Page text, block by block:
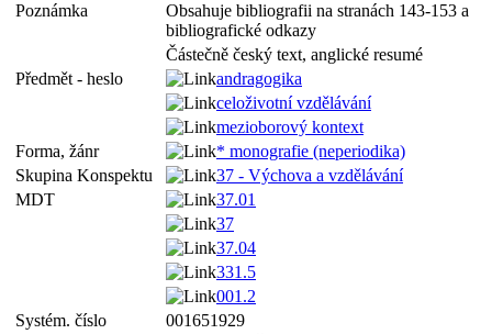
Poznámka
Obsahuje bibliografii na stranách 143-153 a
bibliografické odkazy
Částečně český text, anglické resumé
Předmět - heslo
andragogika
celoživotní vzdělávání
mezioborový kontext
Forma, žánr
* monografie (neperiodika)
Skupina Konspektu
37 - Výchova a vzdělávání
MDT
37.01
37
37.04
331.5
001.2
Systém. číslo
001651929